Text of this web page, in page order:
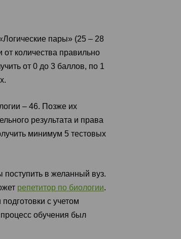
пары» (25 – 28
количества правильно
от 0 до 3 баллов, по 1
– 46. Позже их
результата и права
минимум 5 тестовых
в желанный вуз.
репетитор по биологии.
с учетом
обучения был